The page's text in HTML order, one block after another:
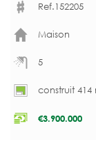
Ref.152205
Maison
5
construit 414
€3.900.000